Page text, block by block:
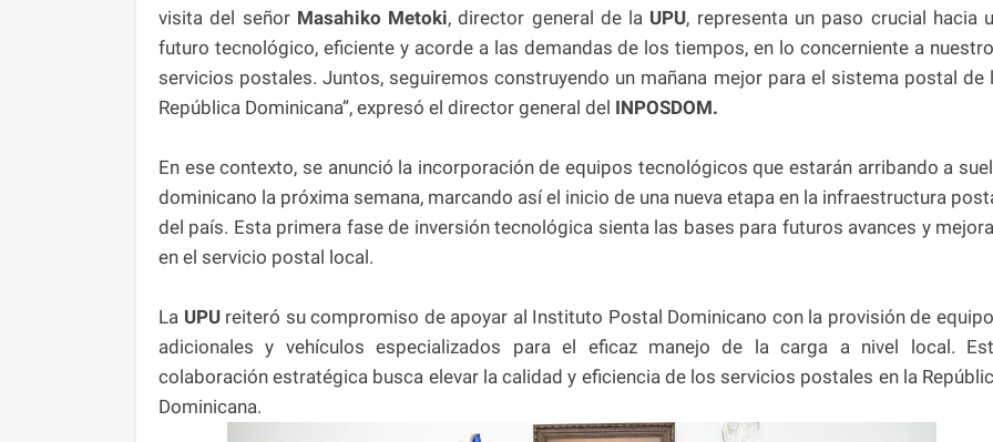
visita del señorMasahiko Metoki, director general de la UPU, representa un paso crucial hacia
futuro tecnológico, eficiente y acorde a las demandas de los tiempos, en lo concerniente a
servicios postales. Juntos, seguiremos construyendo un mañana mejor para el sistema postal de
República Dominicana”, expresó el director general del INPOSDOM.
En ese contexto, se anunció la incorporación de equipos tecnológicos que estarán arribando a
dominicano la próxima semana, marcando así el inicio de una nueva etapa en la infraestructura
del país. Esta primera fase de inversión tecnológica sienta las bases para futuros avances y
en el servicio postal local.
La UPUreiteró su compromiso de apoyar al Instituto Postal Dominicano con la provisión de
adicionales y vehículos especializados para el eficaz manejo de la carga a nivel local.
colaboración estratégica busca elevar la calidad y eficiencia de los servicios postales en la
Dominicana.